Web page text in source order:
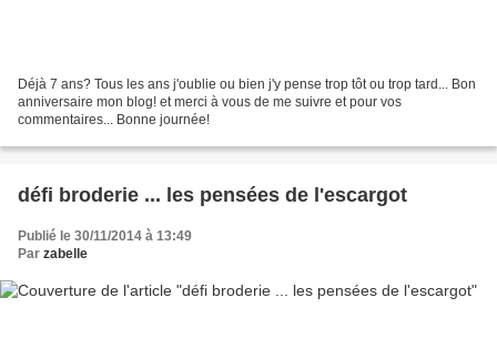
Déjà 7 ans? Tous les ans j'oublie ou bien j'y pense trop tôt ou trop tard... Bon
anniversaire mon blog! et merci à vous de me suivre et pour vos
commentaires... Bonne journée!
défi broderie ... les pensées de l'escargot
Publié le 30/11/2014 à 13:49
Par zabelle